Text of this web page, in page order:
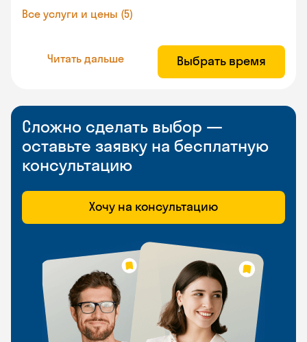
Все услуги и цены (5)
Читать дальше Выбрать время
Сложно сделать выбор —
оставьте заявку на бесплатную
консультацию
Хочу на консультацию